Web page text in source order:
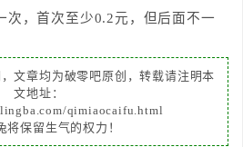
次，首次至少0.2元，但后面不一
文章均为破零吧原创，转载请注明本
文地址：
qimiaocaifu.html
将保留生气的权力！